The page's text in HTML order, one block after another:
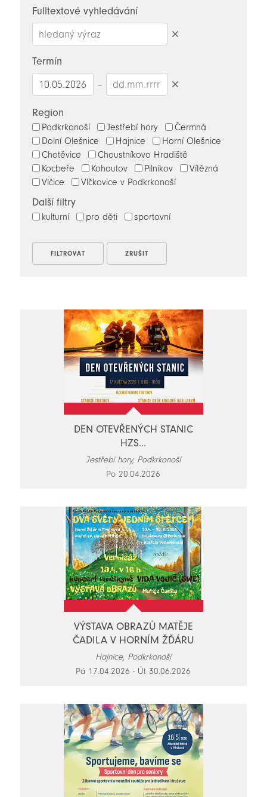
Fulltextové vyhledávání
Termín
–
Region
Podkrkonoší Jestřebí hory
Čermná
Dolní Olešnice
Hajnice
Horní Olešnice
Chotěvice
Choustníkovo Hradiště
Kocbeře
Kohoutov Pilníkov
Vítězná
Vlčice
Vlčkovice v Podkrkonoší
Další filtry
kulturní pro děti sportovní
DEN OTEVŘENÝCH STANIC
HZS...
Jestřebí hory, Podkrkonoší
Po 20.04.2026
VÝSTAVA OBRAZŮ MATĚJE
ČADILA V HORNÍM ŽĎÁRU
Hajnice, Podkrkonoší
Pá 17.04.2026 - Út 30.06.2026